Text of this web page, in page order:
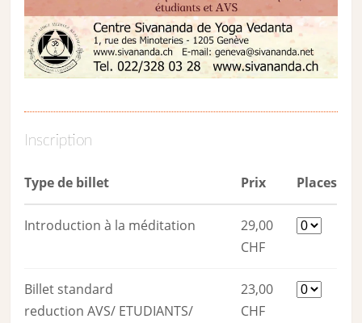
Inscription
Type de billet Prix Places
Introduction à la méditation
29,00
CHF
Billet standard
reduction AVS/ ETUDIANTS/
23,00
CHF